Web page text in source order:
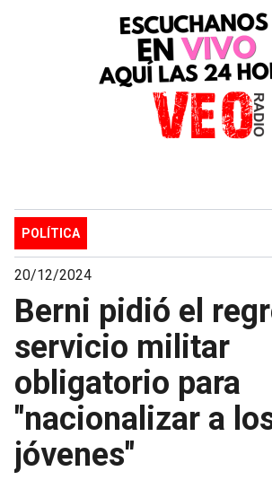
POLÍTICA
20/12/2024
Berni pidió el
servicio militar
obligatorio para
"nacionalizar a
jóvenes"